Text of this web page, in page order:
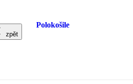
zpět
Polokošile